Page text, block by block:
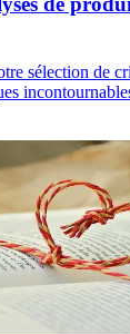
sélection de